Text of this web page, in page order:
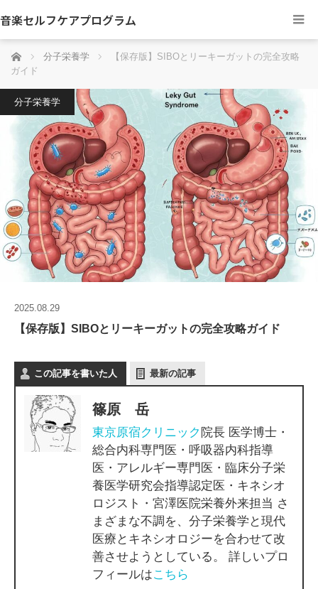
音楽セルフケアプログラム
ホーム 分子栄養学
【保存版】SIBOとリーキーガットの完全攻略
ガイド
分子栄養学
2025.08.29
【保存版】SIBOとリーキーガットの完全攻略ガイド
この記事を書いた人 最新の記事
篠原 岳
東京原宿クリニック 院長 医学博士・
総合内科専門医・呼吸器内科指導
医・アレルギー専門医・臨床分子栄
養医学研究会指導認定医・キネシオ
ロジスト・宮澤医院栄養外来担当 さ
まざまな不調を、分子栄養学と現代
医療とキネシオロジーを合わせて改
善させようとしている。 詳しいプロ
フィールはこちら